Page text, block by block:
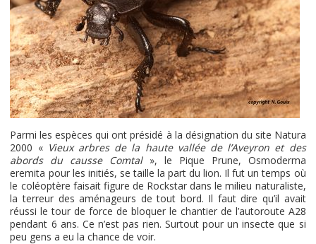
Parmi les espèces qui ont présidé à la désignation du site Natura
2000 « Vieux arbres de la haute vallée de l’Aveyron et des
abords du causse Comtal», le Pique Prune, Osmoderma
eremita pour les initiés, se taille la part du lion. Il fut un temps où
le coléoptère faisait figure de Rockstar dans le milieu naturaliste,
la terreur des aménageurs de tout bord. Il faut dire qu’il avait
réussi le tour de force de bloquer le chantier de l’autoroute A28
pendant 6 ans. Ce n’est pas rien. Surtout pour un insecte que si
peu gens a eu la chance de voir.